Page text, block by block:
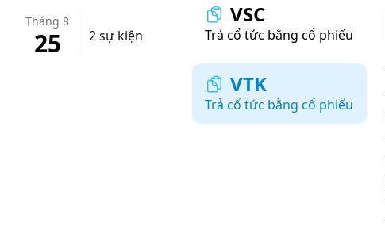
Tháng 8
25 2 sự kiện
VSC
Trả cổ tức bằng cổ phiếu
VTK
Trả cổ tức bằng cổ phiếu